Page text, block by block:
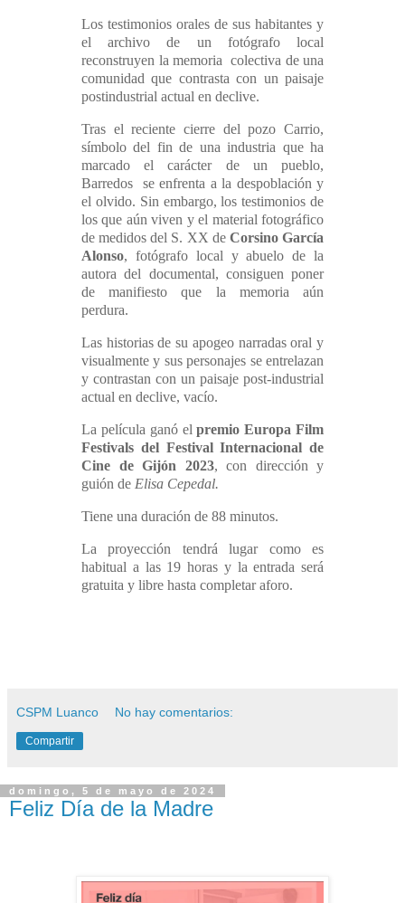
Los testimonios orales de sus habitantes y
el archivo de un fotógrafo local
reconstruyen la memoria colectiva de una
comunidad que contrasta con un paisaje
postindustrial actual en declive.
Tras el reciente cierre del pozo Carrio,
símbolo del fin de una industria que ha
marcado el carácter de un pueblo,
Barredos se enfrenta a la despoblación y
el olvido. Sin embargo, los testimonios de
los que aún viven y el material fotográfico
de medidos del S. XX de Corsino García
Alonso, fotógrafo local y abuelo de la
autora del documental, consiguen poner
de manifiesto que la memoria aún
perdura.
Las historias de su apogeo narradas oral y
visualmente y sus personajes se entrelazan
y contrastan con un paisaje post-industrial
actual en declive, vacío.
La película ganó elpremio Europa Film
Festivals del Festival Internacional de
Cine de Gijón 2023, con dirección y
guión de Elisa Cepedal.
Tiene una duración de 88 minutos.
La proyección tendrá lugar como es
habitual a las 19 horas y la entrada será
gratuita y libre hasta completar aforo.
CSPM Luanco No hay comentarios:
Compartir
domingo, 5 de mayo de 2024
Feliz Día de la Madre